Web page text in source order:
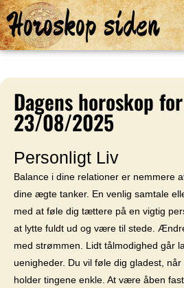
Horoskop siden
Dagens horoskop
23/08/2025
Personligt Liv
Balance i dine relationer er nemmere
dine ægte tanker. En venlig samtale
med at føle dig tættere på en vigtig
at lytte fuldt ud og være til stede.
med strømmen. Lidt tålmodighed går
uenigheder. Du vil føle dig gladest,
holder tingene enkle. At være åben